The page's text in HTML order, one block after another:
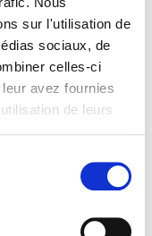
sur l'utilisation de
sociaux, de
celles-ci
avez fournies
de leurs